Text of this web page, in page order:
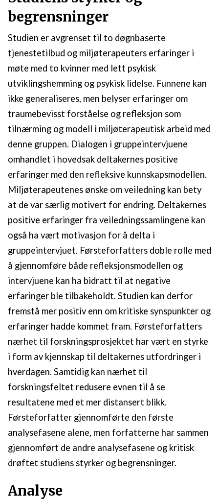
begrensninger
Studien er avgrenset til to døgnbaserte
tjenestetilbud og miljøterapeuters erfaringer i
møte med to kvinner med lett psykisk
utviklingshemming og psykisk lidelse. Funnene kan
ikke generaliseres, men belyser erfaringer om
traumebevisst forståelse og refleksjon som
tilnærming og modell i miljøterapeutisk arbeid med
denne gruppen. Dialogen i gruppeintervjuene
omhandlet i hovedsak deltakernes positive
erfaringer med den refleksive kunnskapsmodellen.
Miljøterapeutenes ønske om veiledning kan bety
at de var særlig motivert for endring. Deltakernes
positive erfaringer fra veiledningssamlingene kan
også ha vært motivasjon for å delta i
gruppeintervjuet. Førsteforfatters doble rolle med
å gjennomføre både refleksjonsmodellen og
intervjuene kan ha bidratt til at negative
erfaringer ble tilbakeholdt. Studien kan derfor
fremstå mer positiv enn om kritiske synspunkter og
erfaringer hadde kommet fram. Førsteforfatters
nærhet til forskningsprosjektet har vært en styrke
i form av kjennskap til deltakernes utfordringer i
hverdagen. Samtidig kan nærhet til
forskningsfeltet redusere evnen til å se
resultatene med et mer distansert blikk.
Førsteforfatter gjennomførte den første
analysefasene alene, men forfatterne har sammen
gjennomført de andre analysefasene og kritisk
drøftet studiens styrker og begrensninger.
Analyse